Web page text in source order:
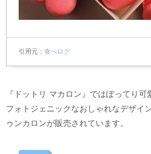
引用元 食べログ
『ドットリ マカロン』ではぽってり
フォトジェニックなおしゃれなデザイ
ゥンカロンが販売されています。